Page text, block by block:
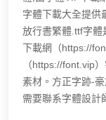
字體下載大全提供
放行書繁體.ttf字體
下載網（https://
（https://font.vip
素材。方正字跡-
需要聯系字體設計